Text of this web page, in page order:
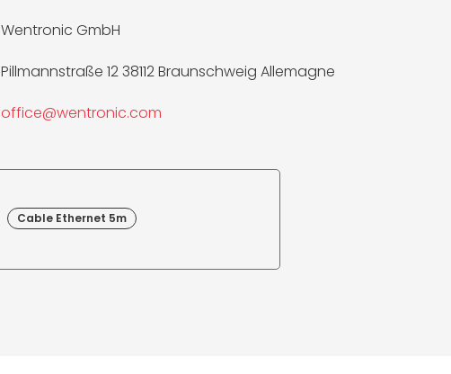
Wentronic GmbH
Pillmannstraße 12 38112 Braunschweig Allemagne
office@wentronic.com
Cable Ethernet 5m